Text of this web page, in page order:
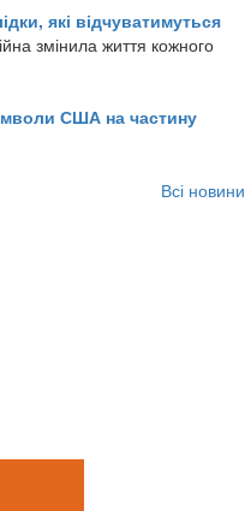
які відчуватимуться
змінила життя кожного
США на частину
Всі новини